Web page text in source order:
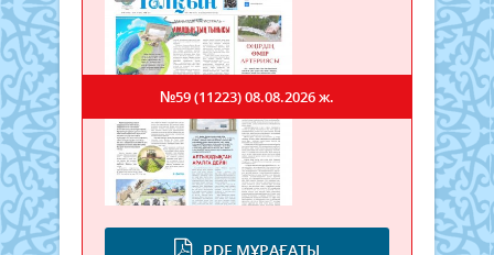
PDF МҰРАҒАТЫ
№59 (11223)08.08.2026 ж.